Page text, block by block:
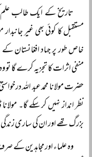
تاریخ کے ایک طالب علم
مستقبل کا کوئی بھی غیر
خاص طور پر جہاد افغانستان
منفی اثرات کا تجزیہ کرے گا تو
حضرت مولانا محمد عبد اللہ
نظر انداز نہیں کر سکے گا۔
بزرگ تھے اور ان کی ساری
وہ علماء اور مجاہدین کے